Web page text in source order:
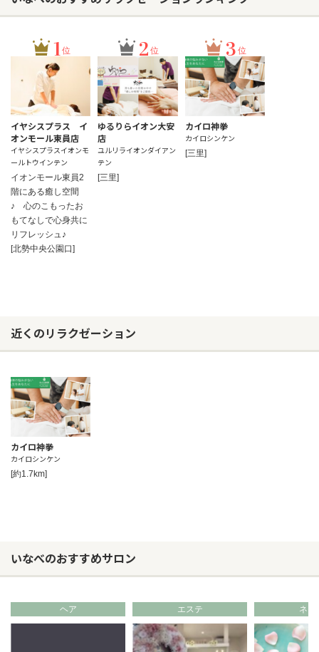
1位
イヤシスプラス イ
オンモール東員店
イヤシスプラスイオンモ
ールトウインテン
イオンモール東員2
階にある癒し空間
♪ 心のこもったお
もてなしで心身共に
リフレッシュ♪
[北勢中央公園口]
2 位
ゆるりらイオン大安
店
ユルリライオンダイアン
テン
[三里]
3 位
カイロ神拳
カイロシンケン
[三里]
近くのリラクゼーション
カイロ神拳
カイロシンケン
[約1.7km]
いなべのおすすめサロン
ヘア エステ ネイ